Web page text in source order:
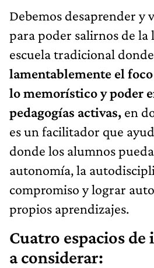
Debemos desaprender y
para poder salirnos de la
escuela tradicional donde
lamentablemente el
lo memorístico y poder
pedagogías activas, en
es un facilitador que
donde los alumnos
autonomía, la
compromiso y lograr
propios aprendizajes.
Cuatro espacios
a considerar: